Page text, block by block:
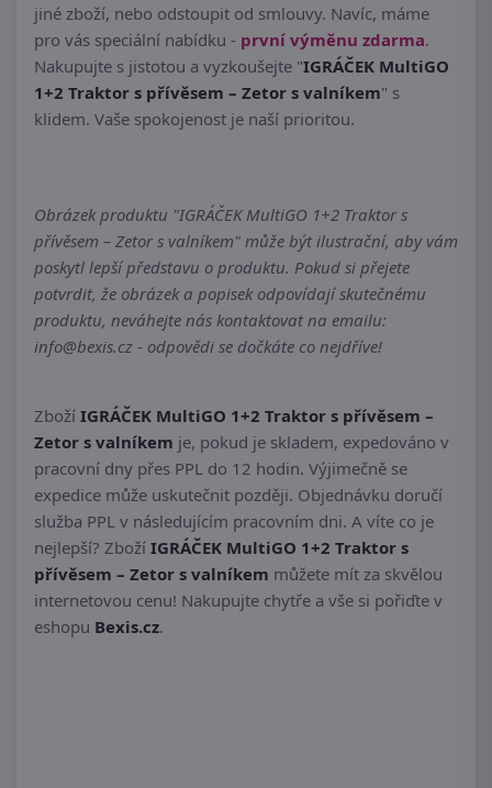
jiné zboží, nebo odstoupit od smlouvy. Navíc, máme
pro vás speciální nabídku - první výměnu zdarma.
Nakupujte s jistotou a vyzkoušejte "IGRÁČEK MultiGO
1+2 Traktor s přívěsem – Zetor s valníkem" s
klidem. Vaše spokojenost je naší prioritou.
Obrázek produktu "IGRÁČEK MultiGO 1+2 Traktor s
přívěsem – Zetor s valníkem" může být ilustrační, aby vám
poskytl lepší představu o produktu. Pokud si přejete
potvrdit, že obrázek a popisek odpovídají skutečnému
produktu, neváhejte nás kontaktovat na emailu:
info@bexis.cz - odpovědi se dočkáte co nejdříve!
Zboží IGRÁČEK MultiGO 1+2 Traktor s přívěsem –
Zetor s valníkem je, pokud je skladem, expedováno v
pracovní dny přes PPL do 12 hodin. Výjimečně se
expedice může uskutečnit později. Objednávku doručí
služba PPL v následujícím pracovním dni. A víte co je
nejlepší? Zboží IGRÁČEK MultiGO 1+2 Traktor s
přívěsem – Zetor s valníkem můžete mít za skvělou
internetovou cenu! Nakupujte chytře a vše si pořiďte v
eshopu Bexis.cz.